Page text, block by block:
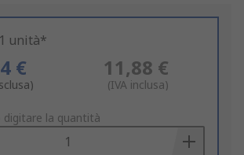
unità*
€ 11,88 €
(IVA inclusa)
digitare la quantità